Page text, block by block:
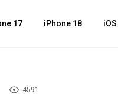
17 iPhone 18
4591